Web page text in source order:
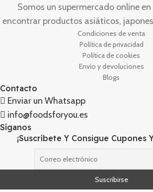
Somos un supermercado online
encontrar productos asiáticos,
Condiciones de venta
Política de privacidad
Política de cookies
Envío y devoluciones
Blogs
Contacto
Enviar un Whatsapp
info@foodsforyou.es
Síganos
¡Suscríbete Y Consigue Cupones